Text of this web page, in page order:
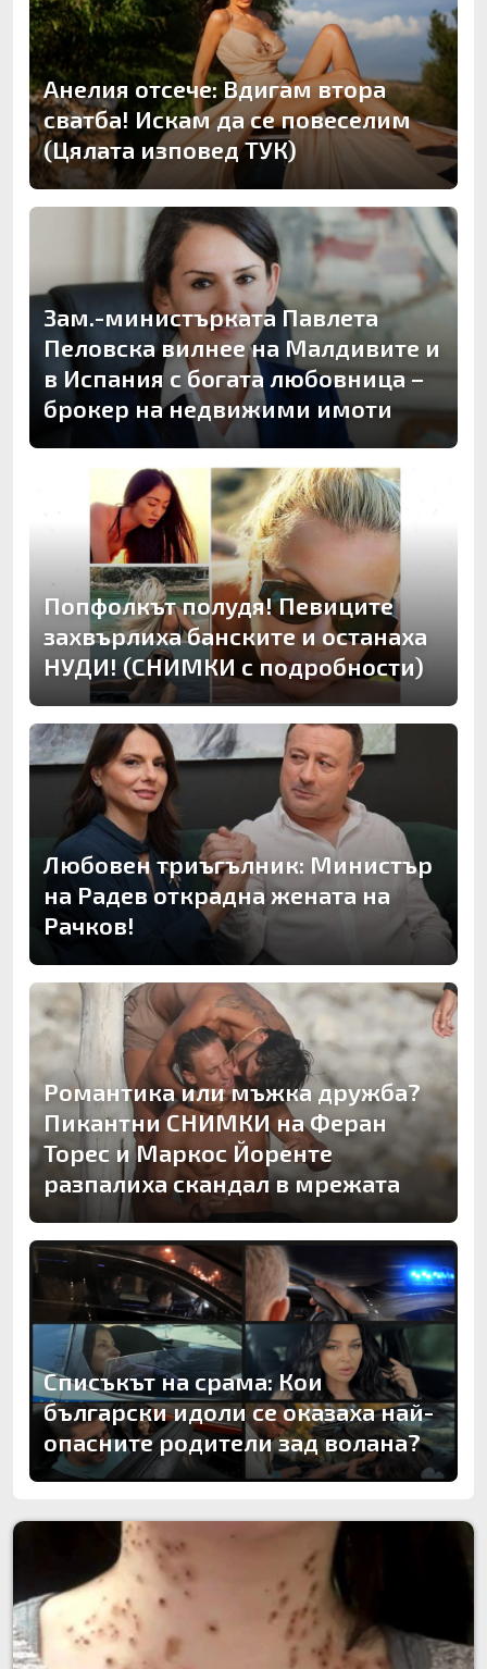
Анелия отсече: Вдигам втора
сватба! Искам да се повеселим
(Цялата изповед ТУК)
Зам.-министърката Павлета
Пеловска вилнее на Малдивите и
в Испания с богата любовница –
брокер на недвижими имоти
Попфолкът полудя! Певиците
захвърлиха банските и останаха
НУДИ! (СНИМКИ с подробности)
Любовен триъгълник: Министър
на Радев открадна жената на
Рачков!
Романтика или мъжка дружба?
Пикантни СНИМКИ на Феран
Торес и Маркос Йоренте
разпалиха скандал в мрежата
Списъкът на срама: Кои
български идоли се оказаха най-
опасните родители зад волана?